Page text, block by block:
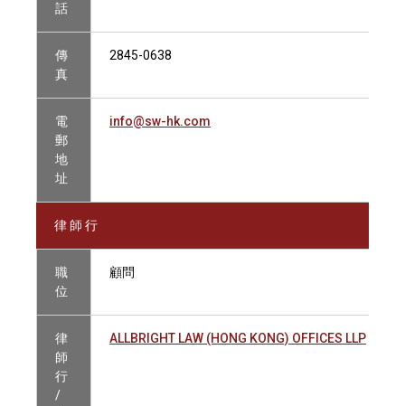
話
傳
真
2845-0638
電
郵
地
址
info@sw-hk.com
律 師 行
職
位
顧問
律
師
行
/
ALLBRIGHT LAW (HONG KONG) OFFICES LLP